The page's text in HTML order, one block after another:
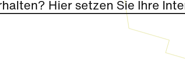
Hier setzen Sie Ihre